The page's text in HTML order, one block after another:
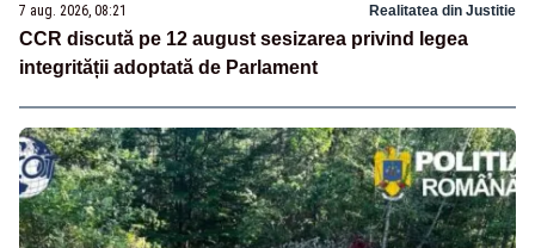
7 aug. 2026, 08:21 Realitatea din Justitie
CCR discută pe 12 august sesizarea privind legea
integrității adoptată de Parlament